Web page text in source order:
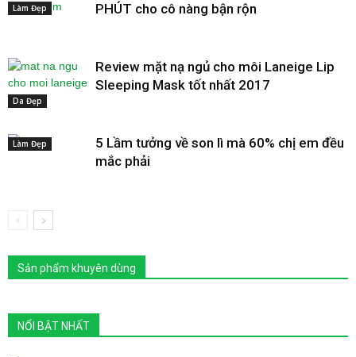
Làm Đẹp
PHÚT cho cô nàng bận rộn
Da Đẹp
Review mặt nạ ngủ cho môi Laneige Lip
Sleeping Mask tốt nhất 2017
Làm Đẹp
5 Lầm tưởng về son lì mà 60% chị em đều
mắc phải
Sản phẩm khuyên dùng
NỔI BẬT NHẤT